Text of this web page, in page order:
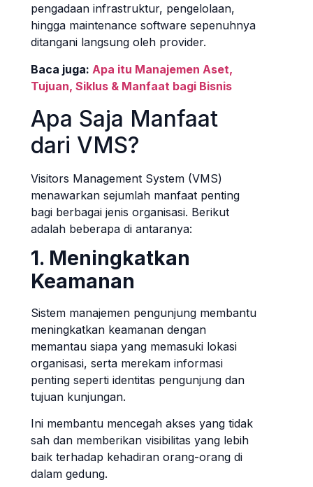
pengadaan infrastruktur, pengelolaan,
hingga maintenance software sepenuhnya
ditangani langsung oleh provider.
Baca juga: Apa itu Manajemen Aset,
Tujuan, Siklus & Manfaat bagi Bisnis
Apa Saja Manfaat
dari VMS?
Visitors Management System (VMS)
menawarkan sejumlah manfaat penting
bagi berbagai jenis organisasi. Berikut
adalah beberapa di antaranya:
1. Meningkatkan
Keamanan
Sistem manajemen pengunjung membantu
meningkatkan keamanan dengan
memantau siapa yang memasuki lokasi
organisasi, serta merekam informasi
penting seperti identitas pengunjung dan
tujuan kunjungan.
Ini membantu mencegah akses yang tidak
sah dan memberikan visibilitas yang lebih
baik terhadap kehadiran orang-orang di
dalam gedung.